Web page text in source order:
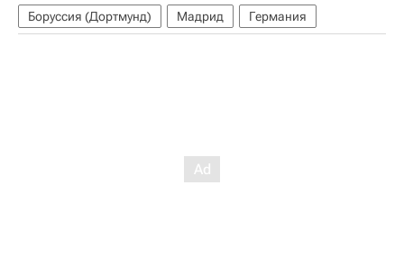
Боруссия (Дортмунд)
Мадрид Германия